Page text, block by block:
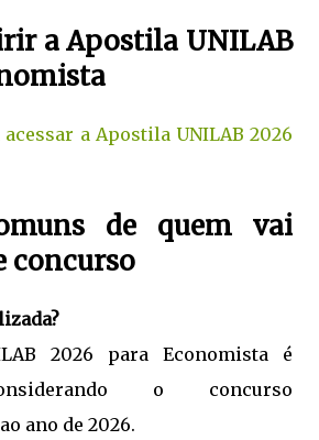
a Apostila UNILAB
a Apostila UNILAB 2026
de quem vai
concurso
2026 para Economista é
o concurso
ano de 2026.